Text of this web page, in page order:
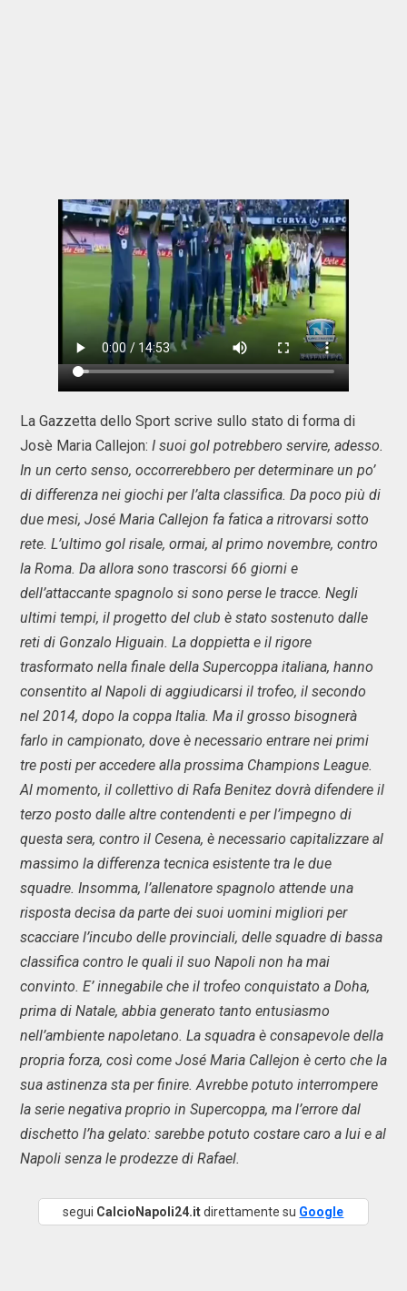
La Gazzetta dello Sport scrive sullo stato di forma di
Josè Maria Callejon: I suoi gol potrebbero servire, adesso.
In un certo senso, occorrerebbero per determinare un po’
di differenza nei giochi per l’alta classifica. Da poco più di
due mesi, José Maria Callejon fa fatica a ritrovarsi sotto
rete. L’ultimo gol risale, ormai, al primo novembre, contro
la Roma. Da allora sono trascorsi 66 giorni e
dell’attaccante spagnolo si sono perse le tracce. Negli
ultimi tempi, il progetto del club è stato sostenuto dalle
reti di Gonzalo Higuain. La doppietta e il rigore
trasformato nella finale della Supercoppa italiana, hanno
consentito al Napoli di aggiudicarsi il trofeo, il secondo
nel 2014, dopo la coppa Italia. Ma il grosso bisognerà
farlo in campionato, dove è necessario entrare nei primi
tre posti per accedere alla prossima Champions League.
Al momento, il collettivo di Rafa Benitez dovrà difendere il
terzo posto dalle altre contendenti e per l’impegno di
questa sera, contro il Cesena, è necessario capitalizzare al
massimo la differenza tecnica esistente tra le due
squadre. Insomma, l’allenatore spagnolo attende una
risposta decisa da parte dei suoi uomini migliori per
scacciare l’incubo delle provinciali, delle squadre di bassa
classifica contro le quali il suo Napoli non ha mai
convinto. E’ innegabile che il trofeo conquistato a Doha,
prima di Natale, abbia generato tanto entusiasmo
nell’ambiente napoletano. La squadra è consapevole della
propria forza, così come José Maria Callejon è certo che la
sua astinenza sta per finire. Avrebbe potuto interrompere
la serie negativa proprio in Supercoppa, ma l’errore dal
dischetto l’ha gelato: sarebbe potuto costare caro a lui e al
Napoli senza le prodezze di Rafael.
segui CalcioNapoli24.itdirettamente su Google